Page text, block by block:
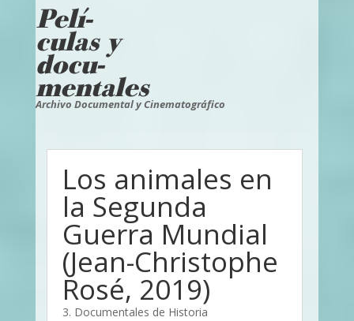
Pelí-
culas y
docu-
mentales
Archivo Documental y Cinematográfico
Los animales en
la Segunda
Guerra Mundial
(Jean-Christophe
Rosé, 2019)
3. Documentales de Historia